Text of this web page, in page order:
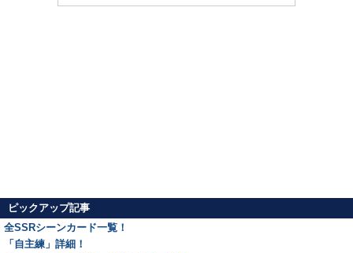
ピックアップ記事
全SSRシーンカード一覧！
「自主練」詳細！